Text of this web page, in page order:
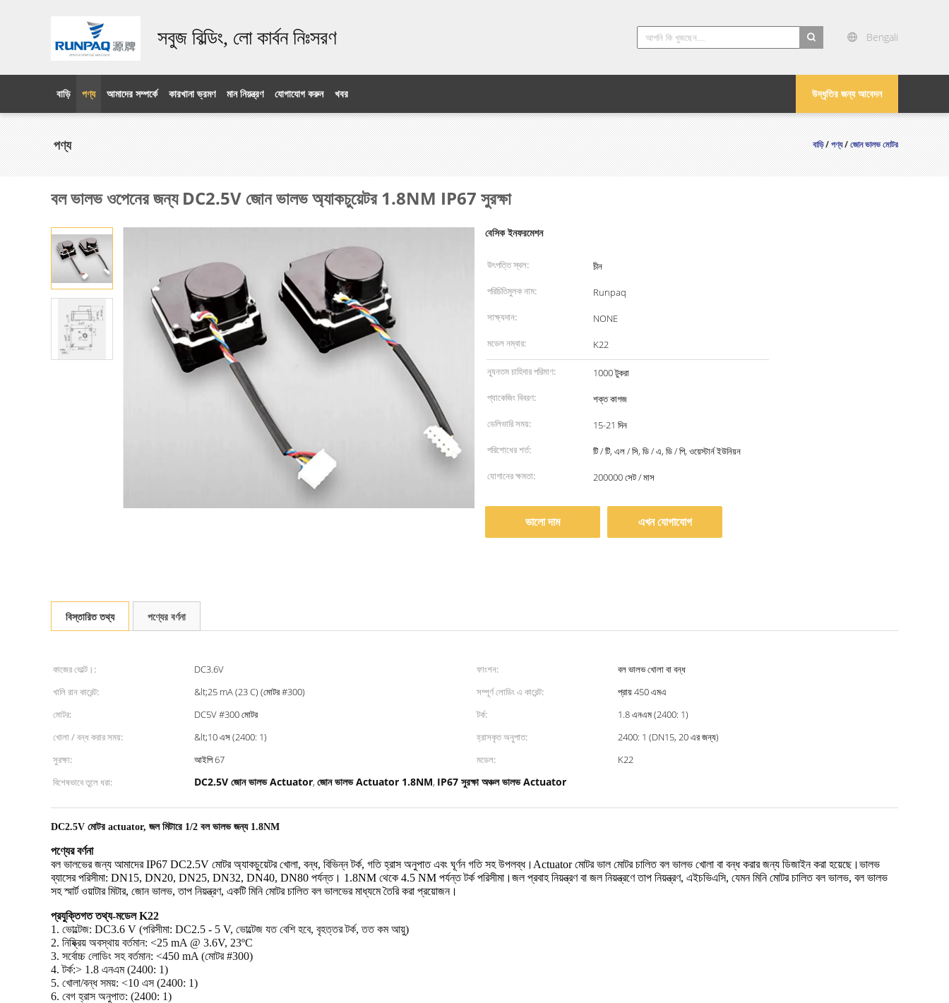
সবুজ বিল্ডিং, লো কার্বন নিঃসরণ Bengali
উদ্ধৃতির জন্য আবেদন
বাড়ি পণ্য আমাদের সম্পর্কে কারখানা ভ্রমণ মান নিয়ন্ত্রণ যোগাযোগ করুন খবর
পণ্য বাড়ি/পণ্য/জোন ভালভ মোটর
বল ভালভ ওপেনের জন্য DC2.5V জোন ভালভ অ্যাকচুয়েটর 1.8NM IP67 সুরক্ষা
বেসিক ইনফরমেশন
উৎপত্তি স্থল:
চীন
পরিচিতিমুলক নাম:
Runpaq
সাক্ষ্যদান:
NONE
মডেল নম্বার:
K22
ন্যূনতম চাহিদার পরিমাণ:
1000 টুকরা
প্যাকেজিং বিবরণ:
শক্ত কাগজ
ডেলিভারি সময়:
15-21 দিন
পরিশোধের শর্ত:
টি / টি, এল / সি, ডি / এ, ডি / পি, ওয়েস্টার্ন ইউনিয়ন
যোগানের ক্ষমতা:
200000 সেট / মাস
ভালো দাম এখন যোগাযোগ
বিস্তারিত তথ্য পণ্যের বর্ণনা
কাজের ভোল্ট।: DC3.6V ফাংশন:
বল ভালভ খোলা বা বন্ধ
খালি রান কারেন্ট:
&lt;25 mA (23 C) (মোটর #300) সম্পূর্ণ লোডিং এ কারেন্ট:
প্রায় 450 এমএ
মোটর:
DC5V #300 মোটর টর্ক:
1.8 এনএম (2400: 1)
খোলা / বন্ধ করার সময়:
&lt;10 এস (2400: 1) হ্রাসকৃত অনুপাত:
2400: 1 (DN15, 20 এর জন্য)
সুরক্ষা:
আইপি 67 মডেল:
K22
বিশেষভাবে তুলে ধরা:
DC2.5V জোন ভালভ Actuator, জোন ভালভ Actuator 1.8NM, IP67 সুরক্ষা অঞ্চল ভালভ Actuator
DC2.5V মোটর actuator, জল মিটারে 1/2 বল ভালভ জন্য 1.8NM
পণ্যের বর্ণনা
বল ভালভের জন্য আমাদের IP67 DC2.5V মোটর অ্যাকচুয়েটর খোলা, বন্ধ, বিভিন্ন টর্ক, গতি হ্রাস অনুপাত এবং ঘূর্ণন গতি সহ উপলব্ধ।Actuator মোটর ভাল মোটর চালিত বল ভালভ খোলা বা বন্ধ করার জন্য ডিজাইন করা হয়েছে।ভালভ
ব্যাসের পরিসীমা: DN15, DN20, DN25, DN32, DN40, DN80 পর্যন্ত। 1.8NM থেকে 4.5 NM পর্যন্ত টর্ক পরিসীমা।জল প্রবাহ নিয়ন্ত্রণ বা জল নিয়ন্ত্রণে তাপ নিয়ন্ত্রণ, এইচভিএসি, যেমন মিনি মোটর চালিত বল ভালভ, বল ভালভ
সহ স্মার্ট ওয়াটার মিটার, জোন ভালভ, তাপ নিয়ন্ত্রণ, একটি মিনি মোটর চালিত বল ভালভের মাধ্যমে তৈরি করা প্রয়োজন।
প্রযুক্তিগত তথ্য-মডেল K22
1. ভোল্টেজ: DC3.6 V (পরিসীমা: DC2.5 - 5 V, ভোল্টেজ যত বেশি হবে, বৃহত্তর টর্ক, তত কম আয়ু)
2. নিষ্ক্রিয় অবস্থায় বর্তমান: <25 mA @ 3.6V, 23ºC
3. সর্বোচ্চ লোডিং সহ বর্তমান: <450 mA (মোটর #300)
4. টর্ক:> 1.8 এনএম (2400: 1)
5. খোলা/বন্ধ সময়: <10 এস (2400: 1)
6. বেগ হ্রাস অনুপাত: (2400: 1)